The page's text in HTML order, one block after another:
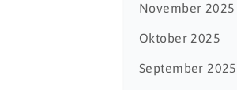
November 2025
Oktober 2025
September 2025